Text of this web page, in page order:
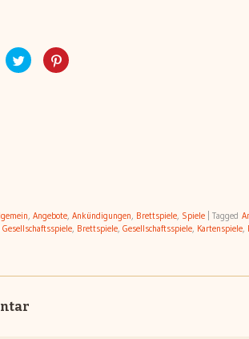
Klick,
um
Klick,
um
, Angebote, Ankündigungen, Brettspiele, Spiele Tagged
, Brettspiele, Gesellschaftsspiele, Kartenspiele,